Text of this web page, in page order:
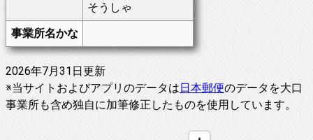
そうしゃ
事業所名かな
2026年7月31日更新
※当サイトおよびアプリのデータは日本郵便のデータを大口
事業所も含め独自に加筆修正したものを使用しています。